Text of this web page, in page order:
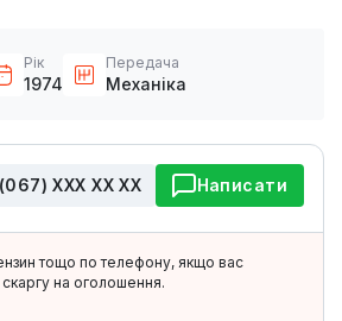
Рік
1974
Передача
Механіка
(067) ХХХ ХХ ХХ Написати
тощо по телефону, якщо вас
на оголошення.